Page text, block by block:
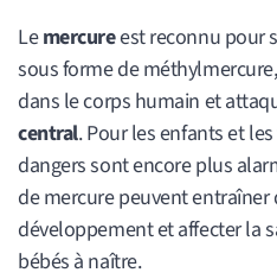
Lemercureest reconnu pour
sous forme de
dans le corps humain et
central. Pour les enfants et
dangers sont encore plus
de mercure peuvent entraîner
développement et affecter la
bébés à naître.